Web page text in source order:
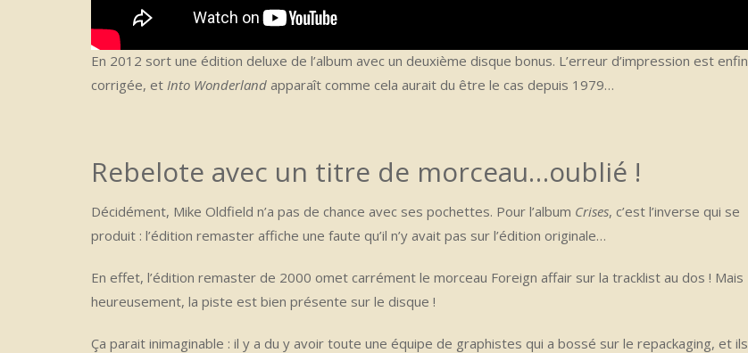
En 2012 sort une édition deluxe de l’album avec un deuxième disque bonus. L’erreur d’impression est enfin
corrigée, et Into Wonderland apparaît comme cela aurait du être le cas depuis 1979…
Rebelote avec un titre de morceau…oublié !
Décidément, Mike Oldfield n’a pas de chance avec ses pochettes. Pour l’album Crises, c’est l’inverse qui se
produit : l’édition remaster affiche une faute qu’il n’y avait pas sur l’édition originale…
En effet, l’édition remaster de 2000 omet carrément le morceau Foreign affair sur la tracklist au dos ! Mais
heureusement, la piste est bien présente sur le disque !
Ça parait inimaginable : il y a du y avoir toute une équipe de graphistes qui a bossé sur le repackaging, et ils